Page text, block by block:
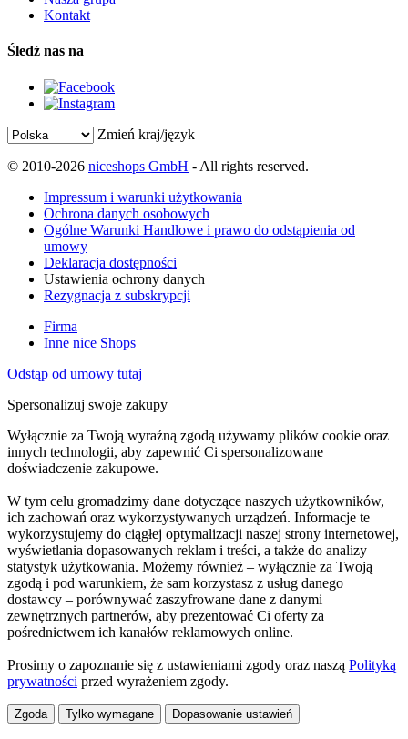
Kontakt
Śledź nas na
Zmień kraj/język
© 2010-2026 niceshops GmbH - All rights reserved.
Impressum i warunki użytkowania
Ochrona danych osobowych
Ogólne Warunki Handlowe i prawo do odstąpienia od
umowy
Deklaracja dostępności
Ustawienia ochrony danych
Rezygnacja z subskrypcji
Firma
Inne nice Shops
Odstąp od umowy tutaj
Spersonalizuj swoje zakupy
Wyłącznie za Twoją wyraźną zgodą używamy plików cookie oraz
innych technologii, aby zapewnić Ci spersonalizowane
doświadczenie zakupowe.
W tym celu gromadzimy dane dotyczące naszych użytkowników,
ich zachowań oraz wykorzystywanych urządzeń. Informacje te
wykorzystujemy do ciągłej optymalizacji naszej strony internetowej,
wyświetlania dopasowanych reklam i treści, a także do analizy
statystyk użytkowania. Możemy również – wyłącznie za Twoją
zgodą i pod warunkiem, że sam korzystasz z usług danego
dostawcy – porównywać zaszyfrowane dane z danymi
zewnętrznych partnerów, aby prezentować Ci oferty za
pośrednictwem ich kanałów reklamowych online.
Prosimy o zapoznanie się z ustawieniami zgody oraz naszą Polityką
prywatności przed wyrażeniem zgody.
Zgoda Tylko wymagane Dopasowanie ustawień